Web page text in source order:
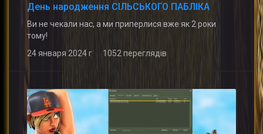
День народження СІЛЬСЬКОГО ПАБЛІКА
Ви не чекали нас, а ми приперлиcя вже як 2 роки
тому!
24 января 2024 г 1052 переглядів